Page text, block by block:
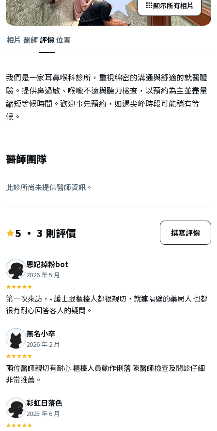
顯示所有相片
相片 醫師評價位置
我們是一家耳鼻喉科診所，重視綿密的溝通與舒適的就醫體
驗。提供鼻過敏、喉嚨不適與聽力檢查，以預約為主並盡量
縮短等候時間。歡迎事先預約，如遇尖峰時段可能稍有等
候。
醫師團隊
此診所尚未提供醫師資訊。
5 · 3 則評價 撰寫評價
恩妃掉粉bot
2026 年 5 月
第一次來訪，- 護士跟櫃檯人都很親切，就連隔壁的藥局人 也都
很有耐心回答客人的疑問。
無名小卒
2026 年 2 月
兩位醫師親切有耐心 櫃檯人員動作俐落 陳醫師檢查及問診仔細
非常推薦。
彩虹日落色
2025 年 6 月